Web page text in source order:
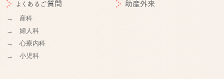
よくあるご質問
→ 産科
→ 婦人科
→ 心療内科
→ 小児科
助産外来